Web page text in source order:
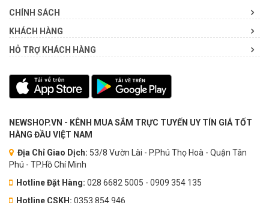
CHÍNH SÁCH
KHÁCH HÀNG
HỖ TRỢ KHÁCH HÀNG
NEWSHOP.VN - KÊNH MUA SẮM TRỰC TUYẾN UY TÍN GIÁ TỐT
HÀNG ĐẦU VIỆT NAM
Địa Chỉ Giao Dịch: 53/8 Vườn Lài - P.Phú Thọ Hoà - Quận Tân
Phú - TP.Hồ Chí Minh
Hotline Đặt Hàng: 028 6682 5005 - 0909 354 135
Hotline CSKH: 0353.854.946